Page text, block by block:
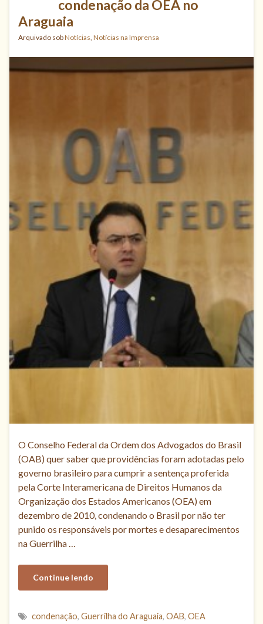
condenação da OEA no
Araguaia
Arquivado sobNotícias, Notícias na Imprensa
O Conselho Federal da Ordem dos Advogados do Brasil
(OAB) quer saber que providências foram adotadas pelo
governo brasileiro para cumprir a sentença proferida
pela Corte Interamericana de Direitos Humanos da
Organização dos Estados Americanos (OEA) em
dezembro de 2010, condenando o Brasil por não ter
punido os responsáveis por mortes e desaparecimentos
na Guerrilha …
Continue lendo
condenação, Guerrilha do Araguaia, OAB, OEA